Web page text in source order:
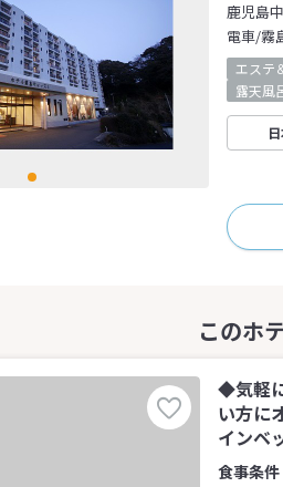
鹿児島
電車/霧
エステ
露天風
◆気軽
い方に
インベ